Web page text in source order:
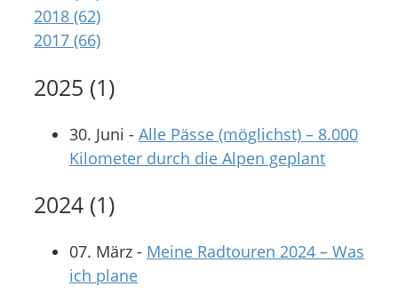
2018 (62)
2017 (66)
2025 (1)
30. Juni - Alle Pässe (möglichst) – 8.000
Kilometer durch die Alpen geplant
2024 (1)
07. März - Meine Radtouren 2024 – Was
ich plane